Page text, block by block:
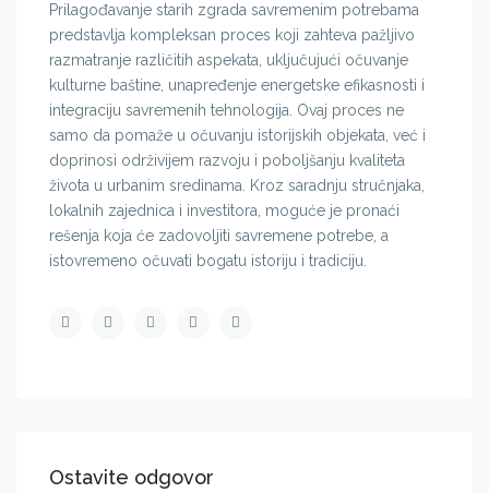
Prilagođavanje starih zgrada savremenim potrebama
predstavlja kompleksan proces koji zahteva pažljivo
razmatranje različitih aspekata, uključujući očuvanje
kulturne baštine, unapređenje energetske efikasnosti i
integraciju savremenih tehnologija. Ovaj proces ne
samo da pomaže u očuvanju istorijskih objekata, već i
doprinosi održivijem razvoju i poboljšanju kvaliteta
života u urbanim sredinama. Kroz saradnju stručnjaka,
lokalnih zajednica i investitora, moguće je pronaći
rešenja koja će zadovoljiti savremene potrebe, a
istovremeno očuvati bogatu istoriju i tradiciju.
Ostavite odgovor